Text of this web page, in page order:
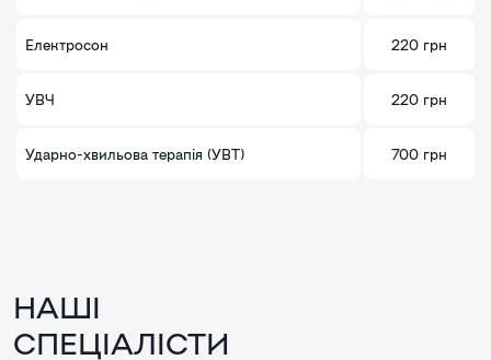
Електросон 220 грн
УВЧ 220 грн
Ударно-хвильова терапія (УВТ) 700 грн
НАШІ
СПЕЦІАЛІСТИ